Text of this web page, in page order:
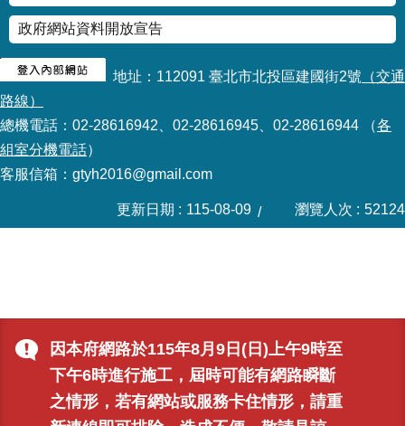
因本府網路於115年8月9日(日)上午9時至
下午6時進行施工，屆時可能有網路瞬斷
之情形，若有網站或服務卡住情形，請重
政府網站資料開放宣告
地址：112091 臺北市北投區建國街2號 （交通
路線）
總機電話：02-28616942、02-28616945、02-28616944 （各
組室分機電話）
客服信箱：gtyh2016@gmail.com
更新日期 115-08-09 瀏覽人次 52124